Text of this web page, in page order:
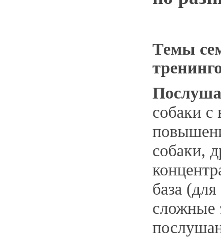
Темы
собаки с
собаки,
база
сложные